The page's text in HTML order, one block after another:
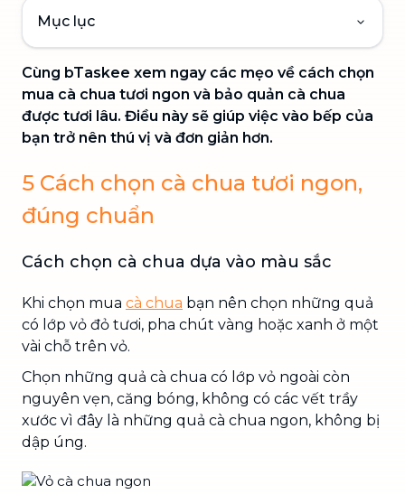
Mục lục
Cùng bTaskee xem ngay các mẹo về cách chọn
mua cà chua tươi ngon và bảo quản cà chua
được tươi lâu. Điều này sẽ giúp việc vào bếp của
bạn trở nên thú vị và đơn giản hơn.
5 Cách chọn cà chua tươi ngon,
đúng chuẩn
Cách chọn cà chua dựa vào màu sắc
Khi chọn mua cà chua bạn nên chọn những quả
có lớp vỏ đỏ tươi, pha chút vàng hoặc xanh ở một
vài chỗ trên vỏ.
Chọn những quả cà chua có lớp vỏ ngoài còn
nguyên vẹn, căng bóng, không có các vết trầy
xước vì đây là những quả cà chua ngon, không bị
dập úng.